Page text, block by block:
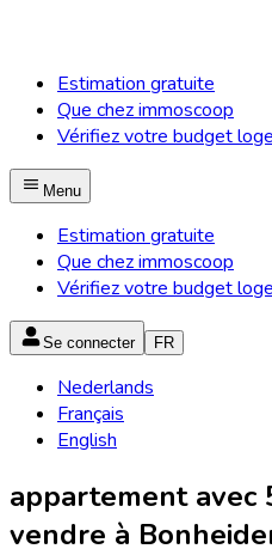
Estimation gratuite
Que chez immoscoop
Vérifiez votre budget
Menu
Estimation gratuite
Que chez immoscoop
Vérifiez votre budget
Se connecter FR
Nederlands
Français
English
appartement avec
vendre à